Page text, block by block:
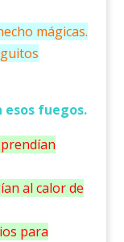
mágicas.
esos fuegos.
al calor de
para